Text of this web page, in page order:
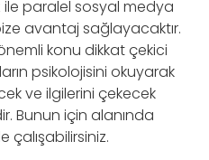
ile paralel sosyal medya
avantaj sağlayacaktır.
konu dikkat çekici
psikolojisini okuyarak
ve ilgilerini çekecek
Bunun için alanında
çalışabilirsiniz.